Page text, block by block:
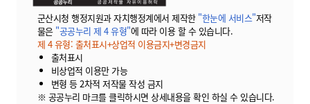
군산시청 행정지원과 자치행정계에서 제작한 "한눈에 서비스"저작
물은 "공공누리 제 4 유형"에 따라 이용 할 수 있습니다.
제 4 유형: 출처표시+상업적 이용금지+변경금지
출처표시
비상업적 이용만 가능
변형 등 2차적 저작물 작성 금지
※ 공공누리 마크를 클릭하시면 상세내용을 확인 하실 수 있습니다.